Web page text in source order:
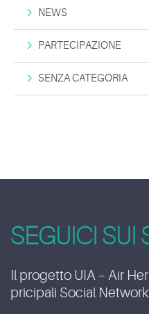
NEWS
PARTECIPAZIONE
SENZA CATEGORIA
SEGUICI SUI
Il progetto UIA – Air
pricipali Social Network